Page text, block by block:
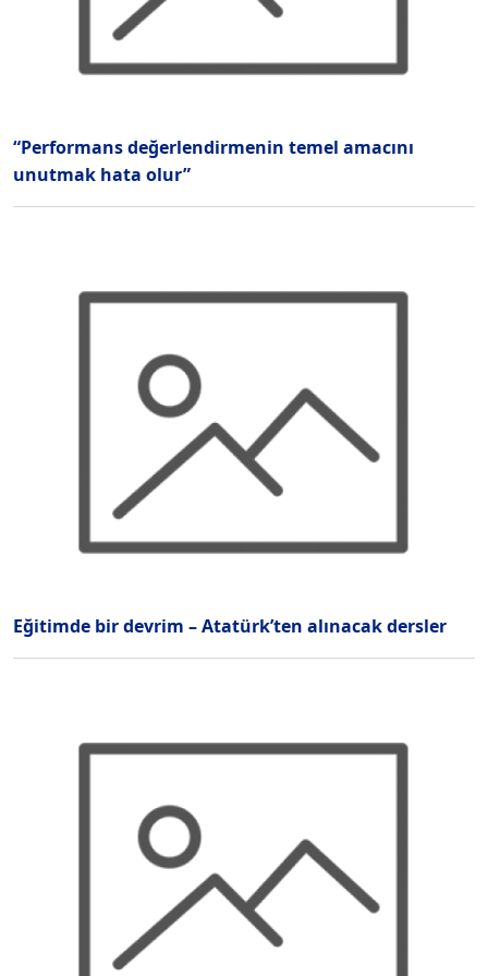
“Performans değerlendirmenin temel amacını
unutmak hata olur”
Eğitimde bir devrim – Atatürk’ten alınacak dersler